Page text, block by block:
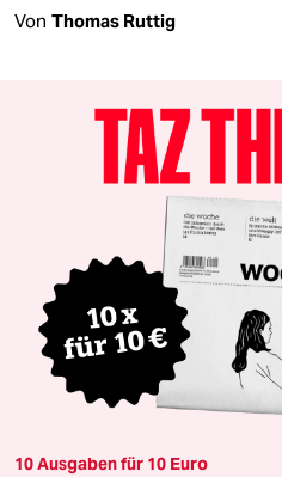
Von Thomas Ruttig
10 Ausgaben für 10 Euro